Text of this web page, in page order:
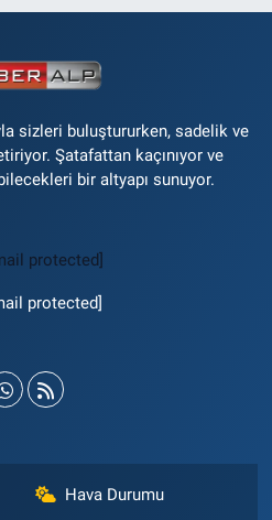
sizleri buluştururken, sadelik ve
Şatafattan kaçınıyor ve
bir altyapı sunuyor.
protected]
protected]
Hava Durumu